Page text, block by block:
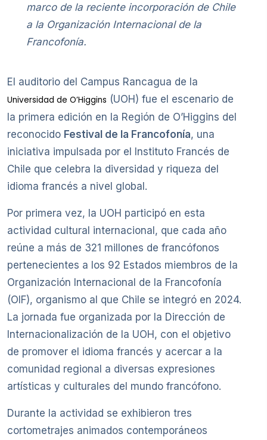
marco de la reciente incorporación de Chile
a la Organización Internacional de la
Francofonía.
El auditorio del Campus Rancagua de la
Universidad de O’Higgins (UOH) fue el escenario de
la primera edición en la Región de O’Higgins del
reconocido Festival de la Francofonía, una
iniciativa impulsada por el Instituto Francés de
Chile que celebra la diversidad y riqueza del
idioma francés a nivel global.
Por primera vez, la UOH participó en esta
actividad cultural internacional, que cada año
reúne a más de 321 millones de francófonos
pertenecientes a los 92 Estados miembros de la
Organización Internacional de la Francofonía
(OIF), organismo al que Chile se integró en 2024.
La jornada fue organizada por la Dirección de
Internacionalización de la UOH, con el objetivo
de promover el idioma francés y acercar a la
comunidad regional a diversas expresiones
artísticas y culturales del mundo francófono.
Durante la actividad se exhibieron tres
cortometrajes animados contemporáneos